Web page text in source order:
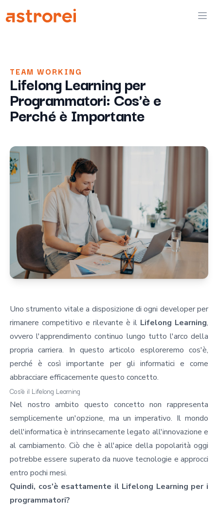
Astrorei
TEAM WORKING
Lifelong Learning per
Programmatori: Cos'è e
Perché è Importante
Uno strumento vitale a disposizione di ogni developer per
rimanere competitivo e rilevante è il Lifelong Learning,
ovvero l'apprendimento continuo lungo tutto l'arco della
propria carriera. In questo articolo esploreremo cos'è,
perché è così importante per gli informatici e come
abbracciare efficacemente questo concetto.
Cos'è il Lifelong Learning
Nel nostro ambito questo concetto non rappresenta
semplicemente un'opzione, ma un imperativo. Il mondo
dell'informatica è intrinsecamente legato all'innovazione e
al cambiamento. Ciò che è all'apice della popolarità oggi
potrebbe essere superato da nuove tecnologie e approcci
entro pochi mesi.
Quindi, cos'è esattamente il Lifelong Learning per i
programmatori?